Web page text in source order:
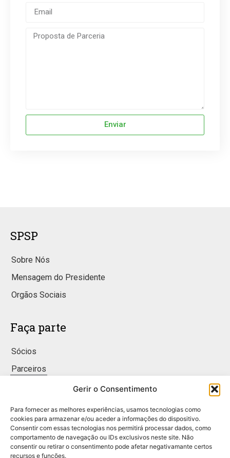
Gerir o Consentimento
Para fornecer as melhores experiências, usamos tecnologias como
cookies para armazenar e/ou aceder a informações do dispositivo.
Consentir com essas tecnologias nos permitirá processar dados, como
comportamento de navegação ou IDs exclusivos neste site. Não
consentir ou retirar o consentimento pode afetar negativamante certos
recursos e funções.
Enviar
SPSP
Sobre Nós
Mensagem do Presidente
Orgãos Sociais
Faça parte
Sócios
Parceiros
Notícias & Eventos
Publicações